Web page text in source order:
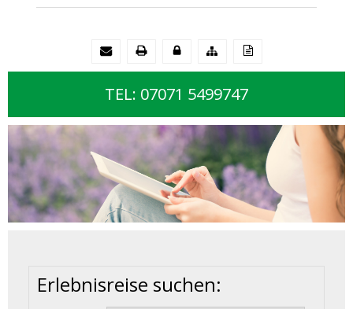
TEL: 07071 5499747
Erlebnisreise suchen: